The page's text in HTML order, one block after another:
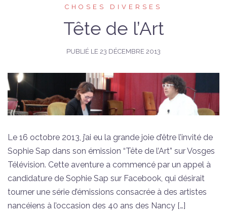
CHOSES DIVERSES
Tête de l’Art
PUBLIÉ LE 23 DÉCEMBRE 2013
Le 16 octobre 2013, j’ai eu la grande joie d’être l’invité de
Sophie Sap dans son émission “Tête de l’Art” sur Vosges
Télévision. Cette aventure a commencé par un appel à
candidature de Sophie Sap sur Facebook, qui désirait
tourner une série d’émissions consacrée à des artistes
nancéiens à l’occasion des 40 ans des Nancy […]